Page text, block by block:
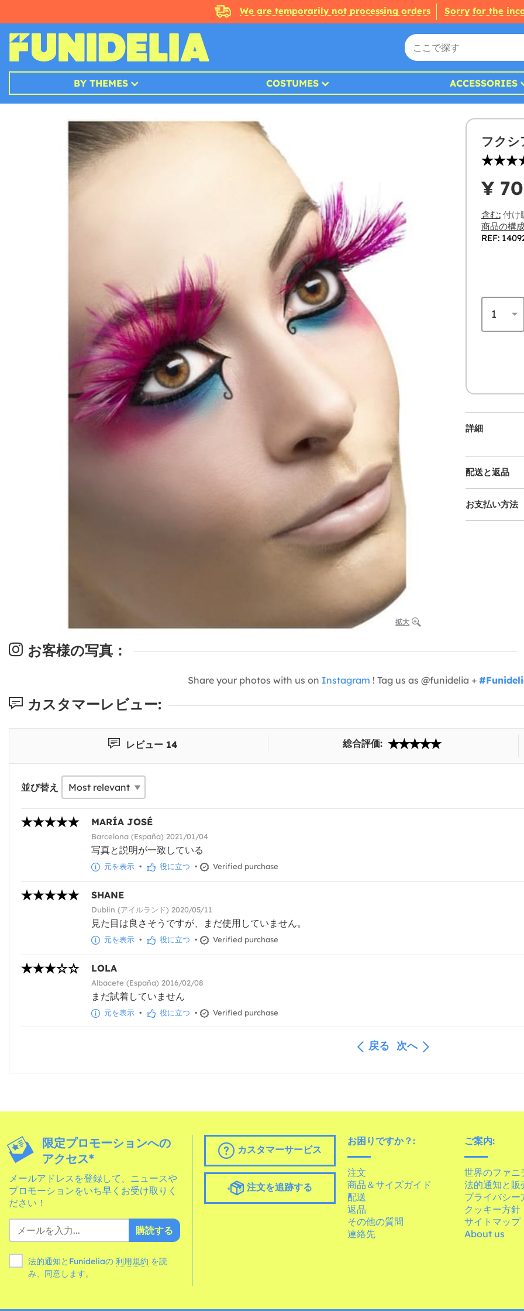
We are temporarily not processing orders Sorry for the
BY THEMES COSTUMES ACCESSORIES
拡大
フクシ
¥
含む:付け
商品の構
REF:
詳細
配送と返品
お支払い方法
お客様の写真：
Share your photos with us on Instagram ! Tag us as @funidelia +
カスタマーレビュー:
レビュー 14 総合評価:
並び替え
MARÍA JOSÉ
Barcelona (España) 2021/01/04
写真と説明が一致している
元を表示 • 役に立つ • Verified purchase
SHANE
Dublin (アイルランド) 2020/05/11
見た目は良さそうですが、まだ使用していません。
元を表示 • 役に立つ • Verified purchase
LOLA
Albacete (España) 2016/02/08
まだ試着していません
元を表示 • 役に立つ • Verified purchase
戻る 次へ
限定プロモーションへの
アクセス*
メールアドレスを登録して、ニュースや
プロモーションをいち早くお受け取りく
ださい！
購読する
法的通知とFunideliaの 利用規約
み、同意します。
カスタマーサービス
注文を追跡する
お困りですか？:
注文
商品＆サイズガイド
配送
返品
その他の質問
連絡先
ご案内:
世界のファニ
法的通知と販
プライバシー
クッキー方針
サイトマップ
About us